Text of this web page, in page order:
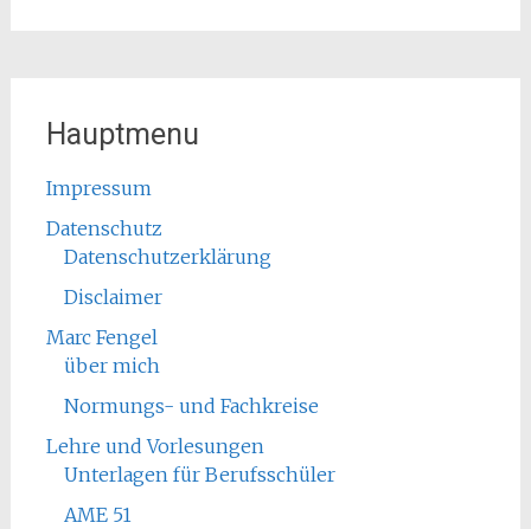
Hauptmenu
Impressum
Datenschutz
Datenschutzerklärung
Disclaimer
Marc Fengel
über mich
Normungs- und Fachkreise
Lehre und Vorlesungen
Unterlagen für Berufsschüler
AME 51